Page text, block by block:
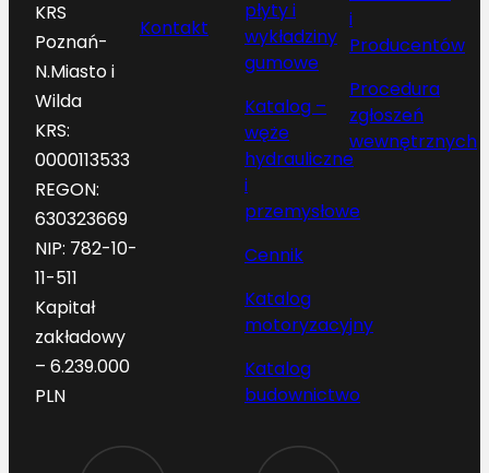
KRS
Poznań-
N.Miasto i
Wilda
KRS:
0000113533
REGON:
630323669
NIP: 782-10-
11-511
Kapitał
zakładowy
– 6.239.000
PLN
Kontakt
płyty i
wykładziny
gumowe
Katalog –
węże
hydrauliczne
i
przemysłowe
Cennik
Katalog
motoryzacyjny
Katalog
budownictwo
i
Producentów
Procedura
zgłoszeń
wewnętrznych